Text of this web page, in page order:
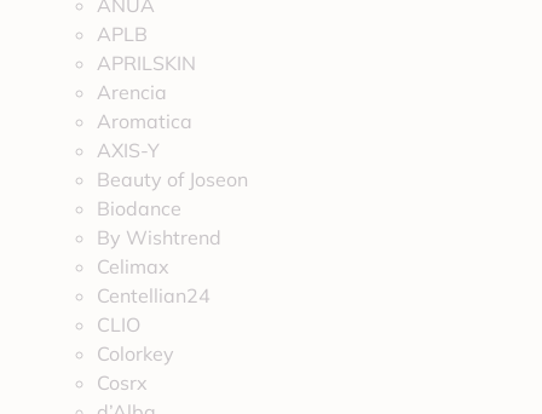
ANUA
APLB
APRILSKIN
Arencia
Aromatica
AXIS-Y
Beauty of Joseon
Biodance
By Wishtrend
Celimax
Centellian24
CLIO
Colorkey
Cosrx